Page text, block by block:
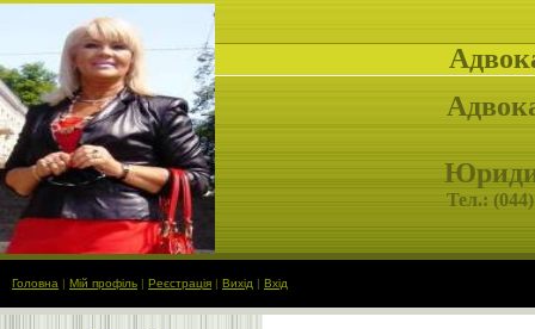
Тел.: (
Головна | Мій профіль | Реєстрація | Вихід | Вхід